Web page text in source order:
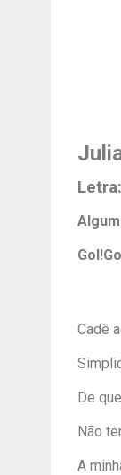
Letra:
Cadê
De
Não
A